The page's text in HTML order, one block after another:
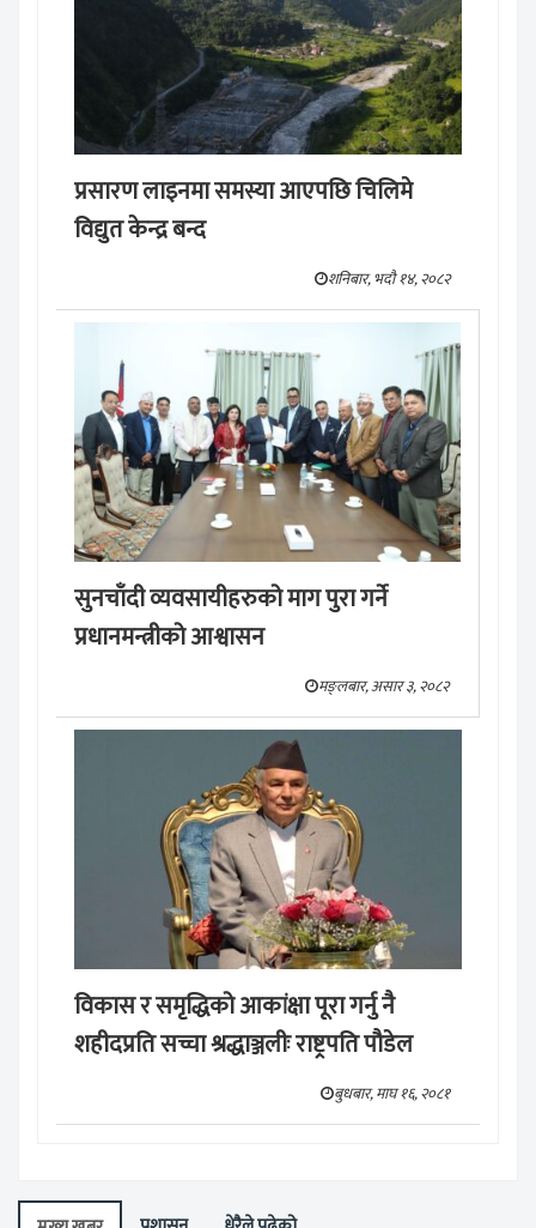
प्रसारण लाइनमा समस्या आएपछि चिलिमे
विद्युत केन्द्र बन्द
शनिबार, भदौ १४, २०८२
सुनचाँदी व्यवसायीहरुको माग पुरा गर्ने
प्रधानमन्त्रीको आश्वासन
मङ्लबार, असार ३, २०८२
विकास र समृद्धिको आकांक्षा पूरा गर्नु नै
शहीदप्रति सच्चा श्रद्धाञ्जलीः राष्ट्रपति पौडेल
बुधबार, माघ १६, २०८१